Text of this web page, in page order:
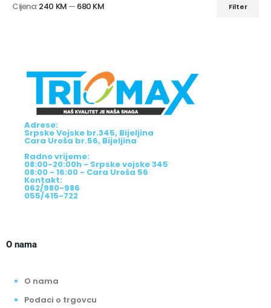
Filter
Cijena:240 KM — 680 KM
Adrese:
Srpske Vojske br.345, Bijeljina
Cara Uroša br.56, Bijeljina
Radno vrijeme:
08:00-20:00h - Srpske vojske 345
08:00 - 16:00 - Cara Uroša 56
Kontakt:
062/980-986
055/415-722
O nama
O nama
Podaci o trgovcu